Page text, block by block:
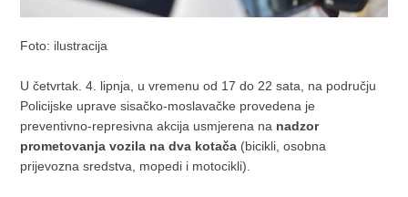
Foto: ilustracija
U četvrtak. 4. lipnja, u vremenu od 17 do 22 sata, na području
Policijske uprave sisačko-moslavačke provedena je
preventivno-represivna akcija usmjerena na nadzor
prometovanja vozila na dva kotača (bicikli, osobna
prijevozna sredstva, mopedi i motocikli).